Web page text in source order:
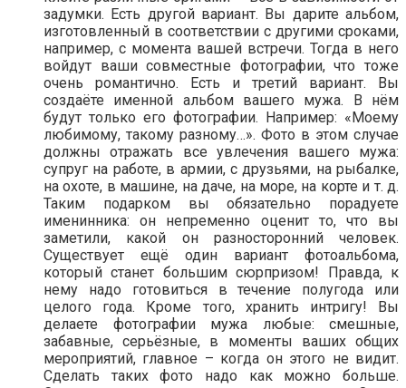
задумки. Есть другой вариант. Вы дарите альбом,
изготовленный в соответствии с другими сроками,
например, с момента вашей встречи. Тогда в него
войдут ваши совместные фотографии, что тоже
очень романтично. Есть и третий вариант. Вы
создаёте именной альбом вашего мужа. В нём
будут только его фотографии. Например: «Моему
любимому, такому разному…». Фото в этом случае
должны отражать все увлечения вашего мужа:
супруг на работе, в армии, с друзьями, на рыбалке,
на охоте, в машине, на даче, на море, на корте и т. д.
Таким подарком вы обязательно порадуете
именинника: он непременно оценит то, что вы
заметили, какой он разносторонний человек.
Существует ещё один вариант фотоальбома,
который станет большим сюрпризом! Правда, к
нему надо готовиться в течение полугода или
целого года. Кроме того, хранить интригу! Вы
делаете фотографии мужа любые: смешные,
забавные, серьёзные, в моменты ваших общих
мероприятий, главное – когда он этого не видит.
Сделать таких фото надо как можно больше.